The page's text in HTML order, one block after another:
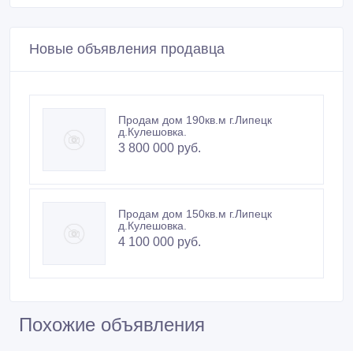
Новые объявления продавца
Продам дом 190кв.м г.Липецк
д.Кулешовка.
3 800 000 руб.
Продам дом 150кв.м г.Липецк
д.Кулешовка.
4 100 000 руб.
Похожие объявления